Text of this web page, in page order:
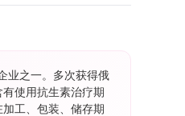
业之一。多次获得俄
使用抗生素治疗期
工、包装、储存期